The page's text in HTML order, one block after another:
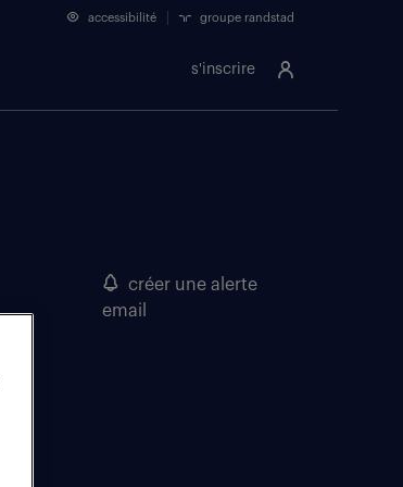
s'inscrire
accessibilité groupe randstad
créer une alerte
email